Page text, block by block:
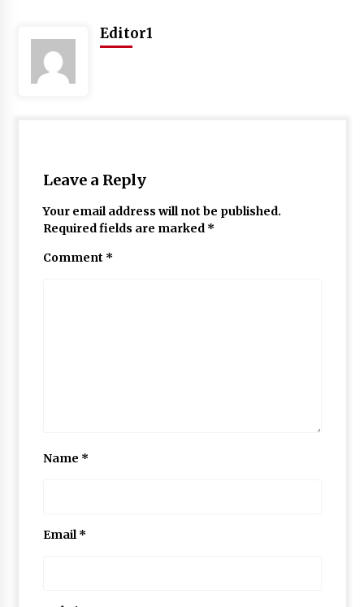
Editor1
Leave a Reply
Your email address will not be published.
Required fields are marked *
Comment *
Name *
Email*